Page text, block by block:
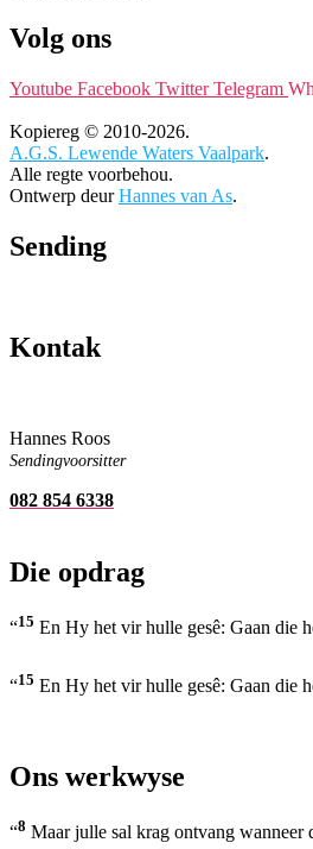
Volg ons
Youtube Facebook Twitter Telegram
Kopiereg © 2010-2026.
A.G.S. Lewende Waters Vaalpark.
Alle regte voorbehou.
Ontwerp deurHannes van As.
Sending
Kontak
Hannes Roos
Sendingvoorsitter
082 854 6338
Die opdrag
“15 En Hy het vir hulle gesê: Gaan die
“15 En Hy het vir hulle gesê: Gaan die
Ons werkwyse
“8 Maar julle sal krag ontvang wanneer